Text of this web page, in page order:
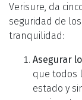
Verisure, da
seguridad de
tranquilidad:
Asegurar
que todos
estado y